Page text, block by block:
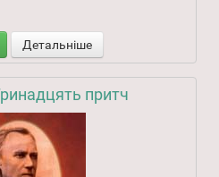
Детальніше
притч